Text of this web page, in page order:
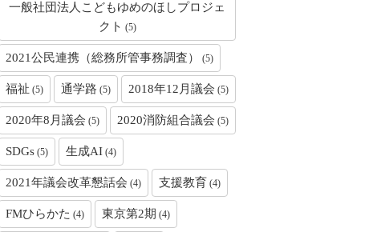
一般社団法人こどもゆめのほしプロジェ
クト (5)
2021公民連携（総務所管事務調査） (5)
福祉 (5) 通学路 (5) 2018年12月議会 (5)
2020年8月議会 (5) 2020消防組合議会 (5)
SDGs (5) 生成AI (4)
2021年議会改革懇話会 (4) 支援教育 (4)
FMひらかた (4) 東京第2期 (4)